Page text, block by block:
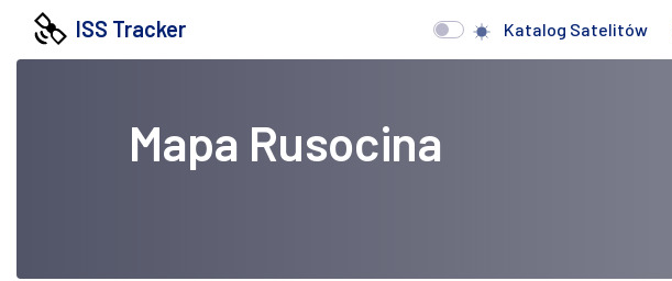
ISS Tracker Katalog Satelitów
Mapa Rusocina